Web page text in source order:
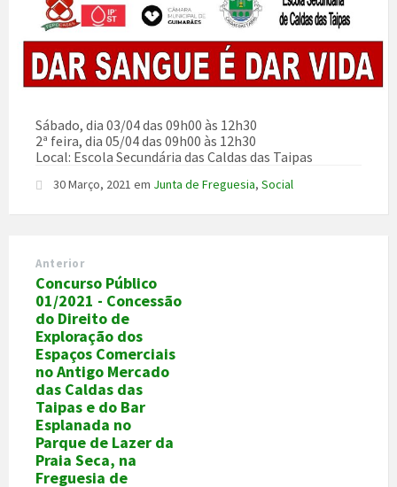
Sábado, dia 03/04 das 09h00 às 12h30
2ª feira, dia 05/04 das 09h00 às 12h30
Local: Escola Secundária das Caldas das Taipas
30 Março, 2021 em Junta de Freguesia, Social
Anterior
Concurso Público
01/2021 - Concessão
do Direito de
Exploração dos
Espaços Comerciais
no Antigo Mercado
das Caldas das
Taipas e do Bar
Esplanada no
Parque de Lazer da
Praia Seca, na
Freguesia de